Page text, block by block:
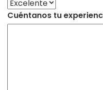
Cuéntanos tu